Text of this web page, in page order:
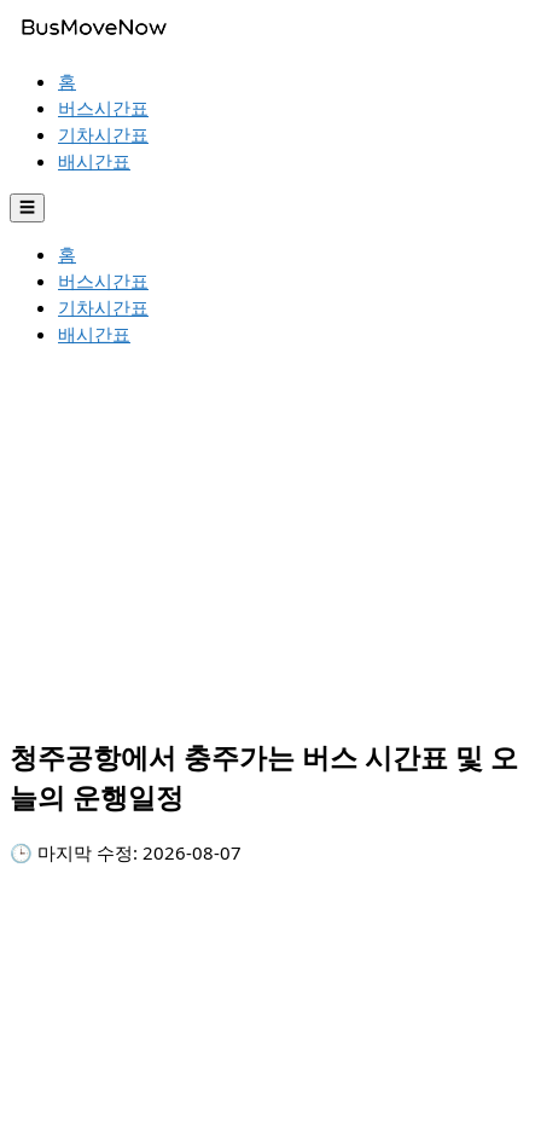
홈
버스시간표
기차시간표
배시간표
☰
홈
버스시간표
기차시간표
배시간표
청주공항에서 충주가는 버스 시간표 및 오
늘의 운행일정
🕒 마지막 수정: 2026-08-07